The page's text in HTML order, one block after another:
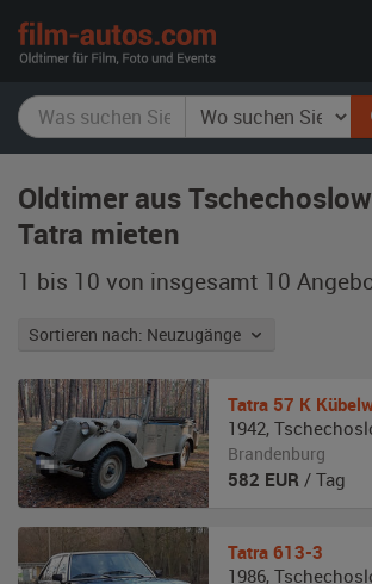
Oldtimer aus
Tatra mieten
1 bis 10 von insgesamt 10
Sortieren nach: Neuzugänge
Tatra 57 K
1942,
Brandenburg
582 EUR / Tag
Tatra 613-3
1986,